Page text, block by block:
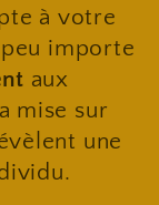
à votre
importe
aux
mise sur
une